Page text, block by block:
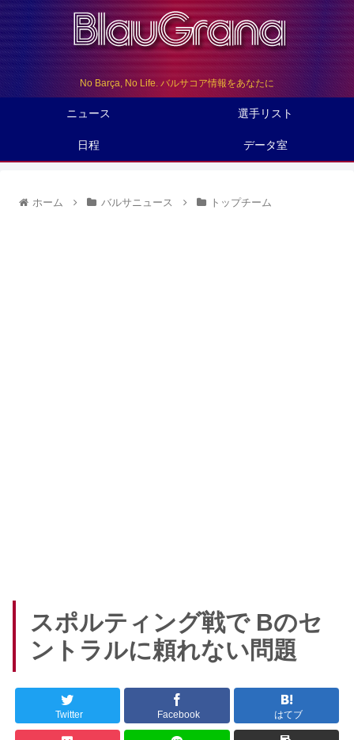
No Barça, No Life. バルサコア情報をあなたに
ニュース 選手リスト
日程 データ室
ホーム バルサニュース トップチーム
スポルティング戦で Bのセ
ントラルに頼れない問題
Twitter Facebook はてブ